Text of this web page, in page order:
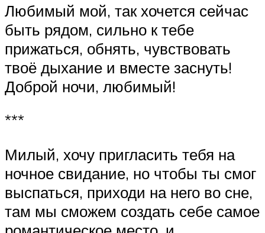
Любимый мой, так хочется сейчас
быть рядом, сильно к тебе
прижаться, обнять, чувствовать
твоё дыхание и вместе заснуть!
Доброй ночи, любимый!
***
Милый, хочу пригласить тебя на
ночное свидание, но чтобы ты смог
выспаться, приходи на него во сне,
там мы сможем создать себе самое